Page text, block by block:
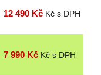
12 490 Kč Kč s DPH
7 990 Kč Kč s DPH